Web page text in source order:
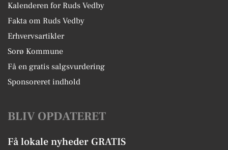
Kalenderen for Ruds Vedby
Fakta om Ruds Vedby
Erhvervsartikler
Sorø Kommune
Få en gratis salgsvurdering
Sponsoreret indhold
BLIV OPDATERET
Få lokale nyheder GRATIS